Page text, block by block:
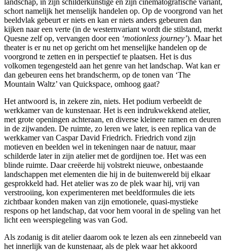
schort namelijk het menselijk handelen op. Op de voorgrond van het
beeldvlak gebeurt er niets en kan er niets anders gebeuren dan
kijken naar een verte (in de westernvariant wordt die stilstand, merkt
Quesne zelf op, vervangen door een ‘motionless journey’). Maar het
theater is er nu net op gericht om het menselijke handelen op de
voorgrond te zetten en in perspectief te plaatsen. Het is dus
volkomen tegengesteld aan het genre van het landschap. Wat kan er
dan gebeuren eens het brandscherm, op de tonen van ‘The
Mountain Waltz’ van Quickspace, omhoog gaat?
Het antwoord is, in zekere zin, niets. Het podium verbeeldt de
werkkamer van de kunstenaar. Het is een indrukwekkend atelier,
met grote openingen achteraan, en diverse kleinere ramen en deuren
in de zijwanden. De ruimte, zo leren we later, is een replica van de
werkkamer van Caspar David Friedrich. Friedrich vond zijn
motieven en beelden wel in tekeningen naar de natuur, maar
schilderde later in zijn atelier met de gordijnen toe. Het was een
blinde ruimte. Daar creëerde hij volstrekt nieuwe, onbestaande
landschappen met elementen die hij in de buitenwereld bij elkaar
gesprokkeld had. Het atelier was zo de plek waar hij, vrij van
verstrooiing, kon experimenteren met beeldformules die iets
zichtbaar konden maken van zijn emotionele, quasi-mystieke
respons op het landschap, dat voor hem vooral in de speling van het
licht een weerspiegeling was van God.
Als zodanig is dit atelier daarom ook te lezen als een zinnebeeld van
het innerlijk van de kunstenaar, als de plek waar het akkoord